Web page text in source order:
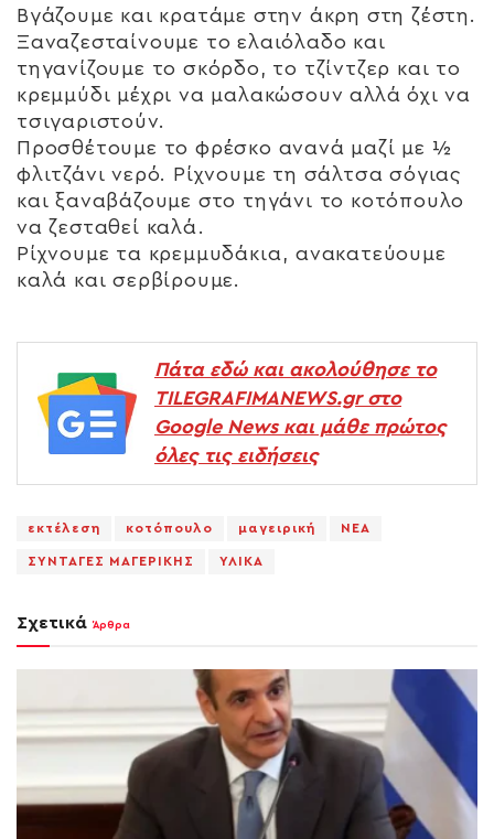
Βγάζουμε και κρατάμε στην άκρη στη ζέστη.
Ξαναζεσταίνουμε το ελαιόλαδο και
τηγανίζουμε το σκόρδο, το τζίντζερ και το
κρεμμύδι μέχρι να μαλακώσουν αλλά όχι να
τσιγαριστούν.
Προσθέτουμε το φρέσκο ανανά μαζί με ½
φλιτζάνι νερό. Ρίχνουμε τη σάλτσα σόγιας
και ξαναβάζουμε στο τηγάνι το κοτόπουλο
να ζεσταθεί καλά.
Ρίχνουμε τα κρεμμυδάκια, ανακατεύουμε
καλά και σερβίρουμε.
Πάτα εδώ και ακολούθησε το
TILEGRAFIMANEWS.gr στο
Google News και μάθε πρώτος
όλες τις ειδήσεις
εκτέλεση κοτόπουλο μαγειρική ΝΕΑ
ΣΥΝΤΑΓΕΣ ΜΑΓΕΡΙΚΗΣ ΥΛΙΚΑ
Σχετικά Άρθρα